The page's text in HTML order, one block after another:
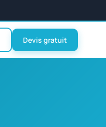
Devis gratuit